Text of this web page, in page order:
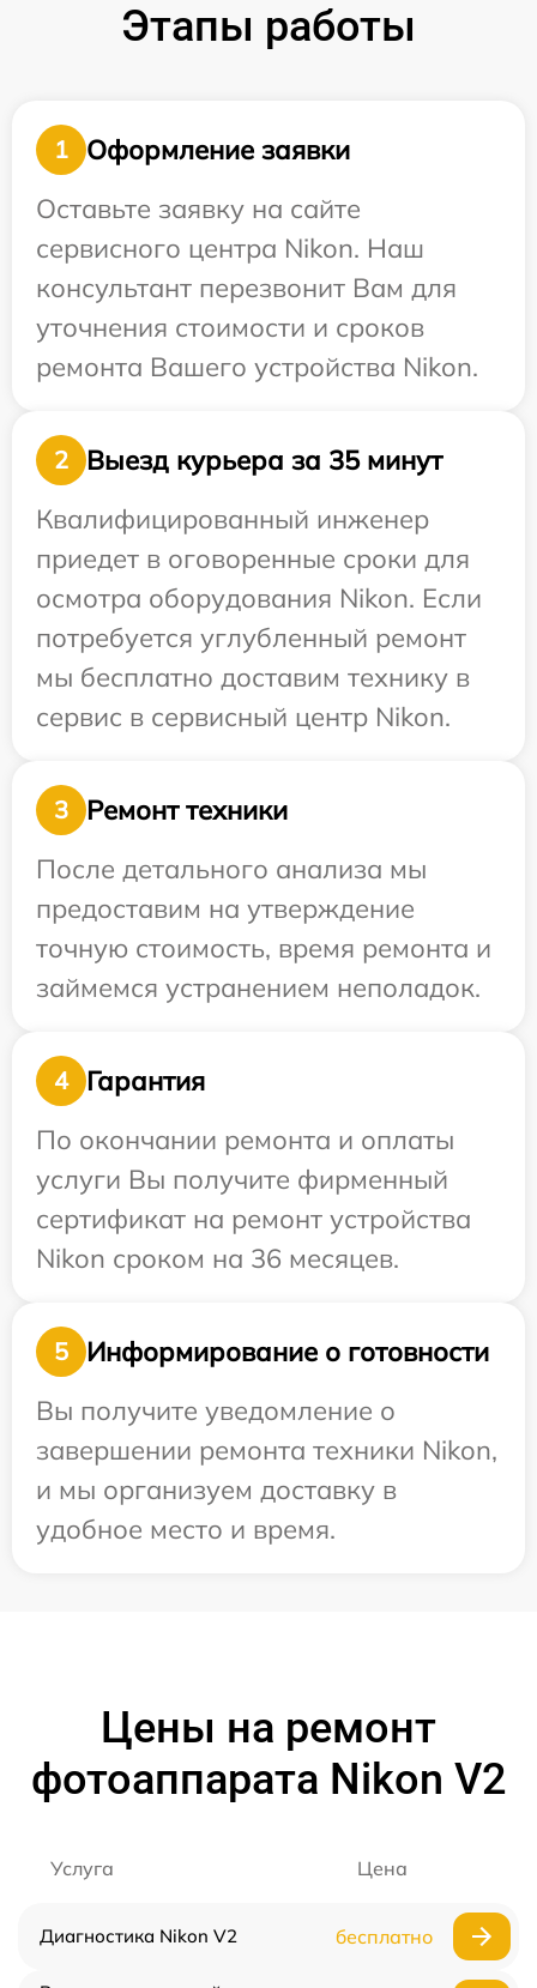
Этапы работы
1
Оформление заявки
Оставьте заявку на сайте
сервисного центра Nikon. Наш
консультант перезвонит Вам для
уточнения стоимости и сроков
ремонта Вашего устройства Nikon.
2
Выезд курьера за 35 минут
Квалифицированный инженер
приедет в оговоренные сроки для
осмотра оборудования Nikon. Если
потребуется углубленный ремонт
мы бесплатно доставим технику в
сервис в сервисный центр Nikon.
3
Ремонт техники
После детального анализа мы
предоставим на утверждение
точную стоимость, время ремонта и
займемся устранением неполадок.
4
Гарантия
По окончании ремонта и оплаты
услуги Вы получите фирменный
сертификат на ремонт устройства
Nikon сроком на 36 месяцев.
5
Информирование о готовности
Вы получите уведомление о
завершении ремонта техники Nikon,
и мы организуем доставку в
удобное место и время.
Цены на ремонт
фотоаппарата Nikon V2
Услуга Цена
Диагностика Nikon V2 бесплатно